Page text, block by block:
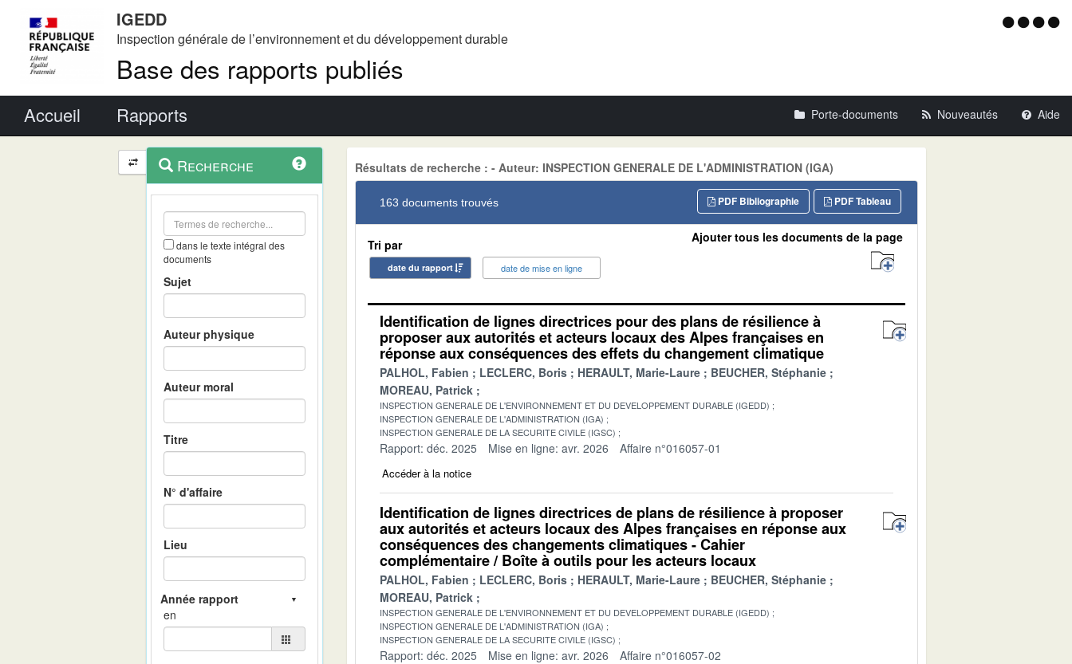
IGEDD
Inspection générale de l’environnement et du développement durable
Base des rapports publiés
Menu
Accueil Rapports Porte-documents Nouveautés Aide
Navigation
et
outils
contextuel
Recherche
dans le texte intégral des
documents
Sujet
Auteur physique
Auteur moral
Titre
N° d'affaire
Lieu
en
Résultats de recherche : - Auteur: INSPECTION GENERALE DE L'ADMINISTRATION (IGA)
163 documents trouvés PDF Tableau
PDF Bibliographie
Tri par
date du rapport date de mise en ligne
Ajouter tous les documents de la page
Identification de lignes directrices pour des plans de résilience à
proposer aux autorités et acteurs locaux des Alpes françaises en
réponse aux conséquences des effets du changement climatique
PALHOL, Fabien LECLERC, Boris HERAULT, Marie-Laure
BEUCHER, Stéphanie
MOREAU, Patrick
INSPECTION GENERALE DE L'ENVIRONNEMENT ET DU DEVELOPPEMENT DURABLE (IGEDD)
INSPECTION GENERALE DE L'ADMINISTRATION (IGA)
INSPECTION GENERALE DE LA SECURITE CIVILE (IGSC)
Rapport: déc. 2025 Mise en ligne: avr. 2026 Affaire n°016057-01
Accéder à la notice
Identification de lignes directrices de plans de résilience à proposer
aux autorités et acteurs locaux des Alpes françaises en réponse aux
conséquences des changements climatiques - Cahier
complémentaire / Boîte à outils pour les acteurs locaux
PALHOL, Fabien LECLERC, Boris HERAULT, Marie-Laure
BEUCHER, Stéphanie
MOREAU, Patrick
INSPECTION GENERALE DE L'ENVIRONNEMENT ET DU DEVELOPPEMENT DURABLE (IGEDD)
INSPECTION GENERALE DE L'ADMINISTRATION (IGA)
INSPECTION GENERALE DE LA SECURITE CIVILE (IGSC)
Rapport: déc. 2025 Mise en ligne: avr. 2026 Affaire n°016057-02